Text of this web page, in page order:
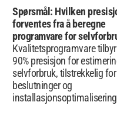
Spørsmål: Hvilken
forventes fra å beregne
programvare for
Kvalitetsprogramvare
90% presisjon for
selvforbruk, tilstrekkelig for
beslutninger og